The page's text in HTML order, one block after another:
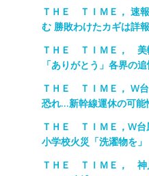
ＴＨＥ ＴＩＭＥ， 速
む 勝敗わけたカギは詳報
ＴＨＥ ＴＩＭＥ， 美
「ありがとう」各界の
ＴＨＥ ＴＩＭＥ， W
恐れ…新幹線運休の可能
ＴＨＥ ＴＩＭＥ，W
小学校火災「洗濯物を」
ＴＨＥ ＴＩＭＥ， 神